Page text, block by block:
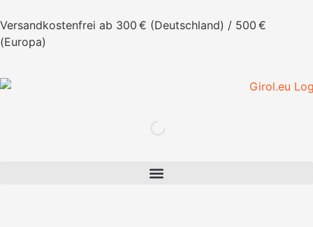
Versandkostenfrei ab 300 € (Deutschland) / 500 €
(Europa)